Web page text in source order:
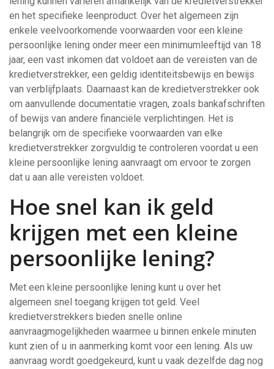
en het specifieke leenproduct. Over het algemeen zijn
enkele veelvoorkomende voorwaarden voor een kleine
persoonlijke lening onder meer een minimumleeftijd van 18
jaar, een vast inkomen dat voldoet aan de vereisten van de
kredietverstrekker, een geldig identiteitsbewijs en bewijs
van verblijfplaats. Daarnaast kan de kredietverstrekker ook
om aanvullende documentatie vragen, zoals bankafschriften
of bewijs van andere financiële verplichtingen. Het is
belangrijk om de specifieke voorwaarden van elke
kredietverstrekker zorgvuldig te controleren voordat u een
kleine persoonlijke lening aanvraagt om ervoor te zorgen
dat u aan alle vereisten voldoet.
Hoe snel kan ik geld
krijgen met een kleine
persoonlijke lening?
Met een kleine persoonlijke lening kunt u over het
algemeen snel toegang krijgen tot geld. Veel
kredietverstrekkers bieden snelle online
aanvraagmogelijkheden waarmee u binnen enkele minuten
kunt zien of u in aanmerking komt voor een lening. Als uw
aanvraag wordt goedgekeurd, kunt u vaak dezelfde dag nog